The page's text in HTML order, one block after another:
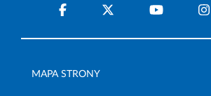
MAPA STRONY